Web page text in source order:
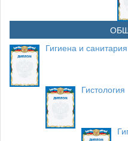
Гигиена и
Гистология